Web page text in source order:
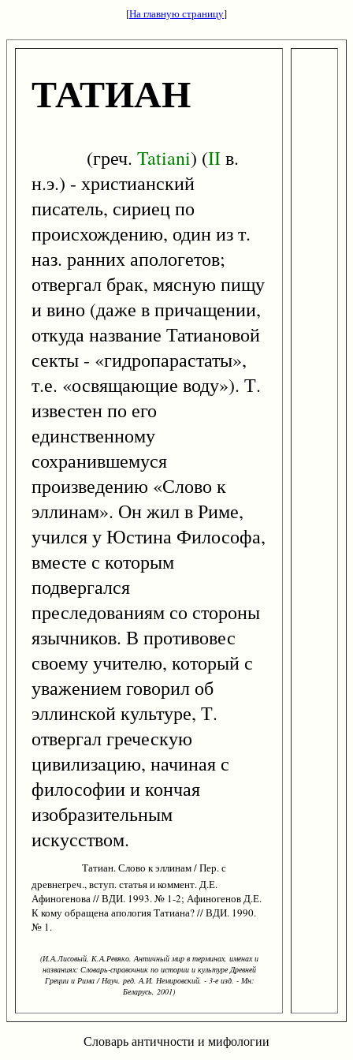
[На главную страницу]
ТАТИАН
(греч. Tatiani) (IIв.
н.э.) - христианский
писатель, сириец по
происхождению, один из т.
наз. ранних апологетов;
отвергал брак, мясную пищу
и вино (даже в причащении,
откуда название Татиановой
секты - «гидропарастаты»,
т.е. «освящающие воду»). Т.
известен по его
единственному
сохранившемуся
произведению «Слово к
эллинам». Он жил в Риме,
учился у Юстина Философа,
вместе с которым
подвергался
преследованиям со стороны
язычников. В противовес
своему учителю, который с
уважением говорил об
эллинской культуре, Т.
отвергал греческую
цивилизацию, начиная с
философии и кончая
изобразительным
искусством.
Татиан. Слово к эллинам / Пер. с
древнегреч., вступ. статья и коммент. Д.Е.
Афиногенова // ВДИ. 1993. № 1-2; Афиногенов Д.Е.
К кому обращена апология Татиана? // ВДИ. 1990.
№ 1.
(И.А.Лисовый, К.А.Ревяко. Античный мир в терминах, именах и
названиях: Словарь-справочник по истории и культуре Древней
Греции и Рима / Науч. ред. А.И. Немировский. - 3-е изд. - Мн:
Беларусь, 2001)
Словарь античности и мифологии